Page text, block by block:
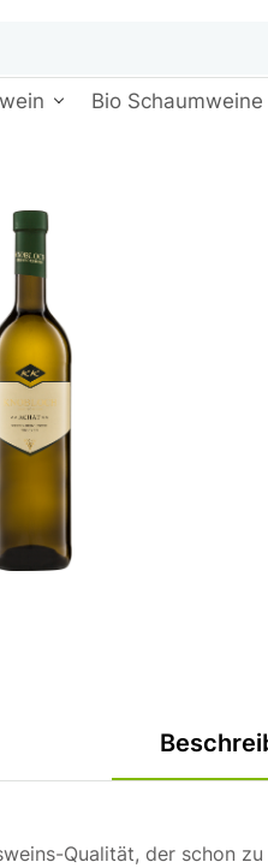
Bio Schaumweine
Qualität, der schon